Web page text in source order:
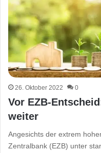
26. Oktober 2022 0
Vor EZB-
weiter
Angesichts der extrem
Zentralbank (EZB) unter